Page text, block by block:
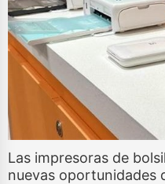
Las impresoras de
nuevas oportunidades